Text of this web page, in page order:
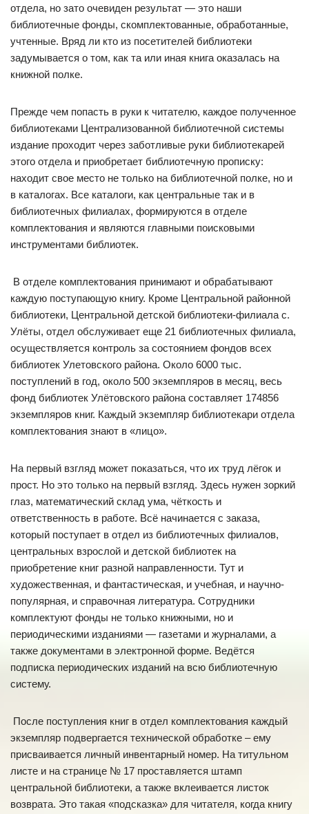
отдела, но зато очевиден результат — это наши
библиотечные фонды, скомплектованные, обработанные,
учтенные. Вряд ли кто из посетителей библиотеки
задумывается о том, как та или иная книга оказалась на
книжной полке.
Прежде чем попасть в руки к читателю, каждое полученное
библиотеками Централизованной библиотечной системы
издание проходит через заботливые руки библиотекарей
этого отдела и приобретает библиотечную прописку:
находит свое место не только на библиотечной полке, но и
в каталогах. Все каталоги, как центральные так и в
библиотечных филиалах, формируются в отделе
комплектования и являются главными поисковыми
инструментами библиотек.
В отделе комплектования принимают и обрабатывают
каждую поступающую книгу. Кроме Центральной районной
библиотеки, Центральной детской библиотеки-филиала с.
Улёты, отдел обслуживает еще 21 библиотечных филиала,
осуществляется контроль за состоянием фондов всех
библиотек Улетовского района. Около 6000 тыс.
поступлений в год, около 500 экземпляров в месяц, весь
фонд библиотек Улётовского района составляет 174856
экземпляров книг. Каждый экземпляр библиотекари отдела
комплектования знают в «лицо».
На первый взгляд может показаться, что их труд лёгок и
прост. Но это только на первый взгляд. Здесь нужен зоркий
глаз, математический склад ума, чёткость и
ответственность в работе. Всё начинается с заказа,
который поступает в отдел из библиотечных филиалов,
центральных взрослой и детской библиотек на
приобретение книг разной направленности. Тут и
художественная, и фантастическая, и учебная, и научно-
популярная, и справочная литература. Сотрудники
комплектуют фонды не только книжными, но и
периодическими изданиями — газетами и журналами, а
также документами в электронной форме. Ведётся
подписка периодических изданий на всю библиотечную
систему.
После поступления книг в отдел комплектования каждый
экземпляр подвергается технической обработке – ему
присваивается личный инвентарный номер. На титульном
листе и на странице № 17 проставляется штамп
центральной библиотеки, а также вклеивается листок
возврата. Это такая «подсказка» для читателя, когда книгу